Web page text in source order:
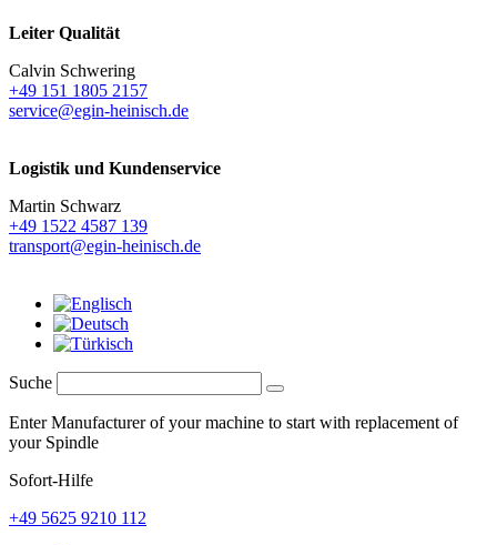
Leiter Qualität
Calvin Schwering
+49 151 1805 2157
service@egin-heinisch.de
Logistik und Kundenservice
Martin Schwarz
+49 1522 4587 139
transport@egin-heinisch.de
Suche
Enter Manufacturer of your machine to start with replacement of
your Spindle
Sofort-Hilfe
+49 5625 9210 112